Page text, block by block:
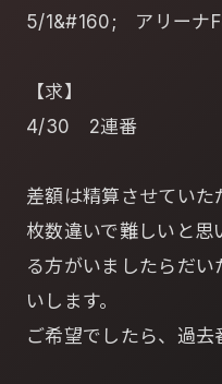
5/1&#160; アリーナ
【求】
4/30 2連番
差額は精算させていた
枚数違いで難しいと思
る方がいましたらだ
いします。
ご希望でしたら、過去